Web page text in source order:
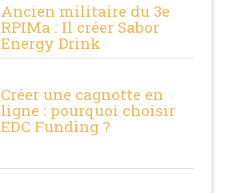
Ancien militaire du 3e
RPIMa : Il créer Sabor
Energy Drink
Créer une cagnotte en
ligne : pourquoi choisir
EDC Funding ?